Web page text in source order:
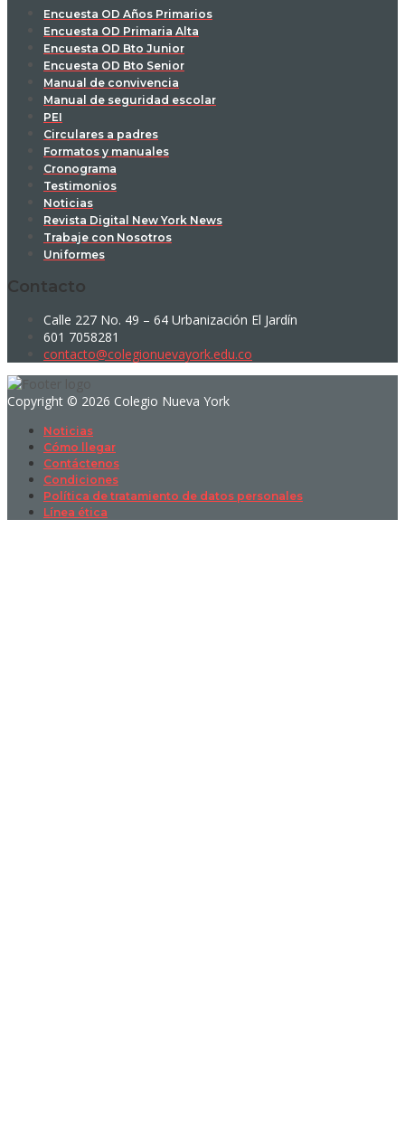
Encuesta OD Años Primarios
Encuesta OD Primaria Alta
Encuesta OD Bto Junior
Encuesta OD Bto Senior
Manual de convivencia
Manual de seguridad escolar
PEI
Circulares a padres
Formatos y manuales
Cronograma
Testimonios
Noticias
Revista Digital New York News
Trabaje con Nosotros
Uniformes
Contacto
Calle 227 No. 49 – 64 Urbanización El Jardín
601 7058281
contacto@colegionuevayork.edu.co
Copyright © 2026 Colegio Nueva York
Noticias
Cómo llegar
Contáctenos
Condiciones
Política de tratamiento de datos personales
Línea ética